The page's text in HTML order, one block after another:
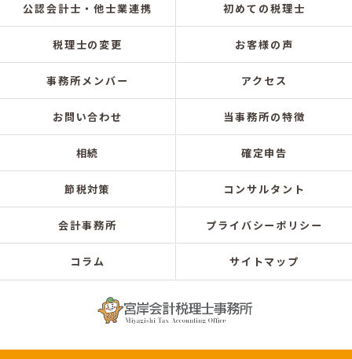
公認会計士・他士業連携 初めての税理士
税理士の変更 お客様の声
事務所メンバー アクセス
お問い合わせ 当事務所の特徴
相続 確定申告
節税対策 コンサルタント
会計事務所 プライバシーポリシー
コラム サイトマップ